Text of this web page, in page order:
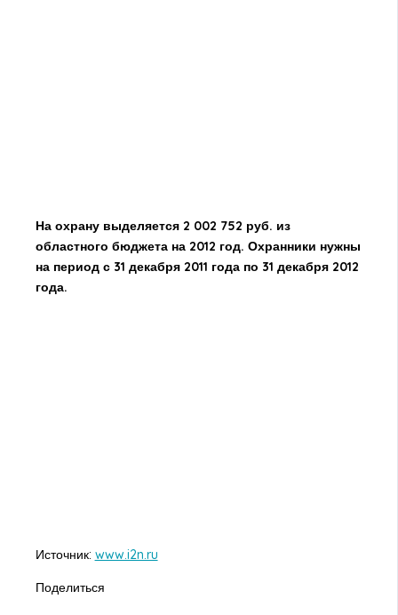
На охрану выделяется 2 002 752 руб. из
областного бюджета на 2012 год. Охранники нужны
на период с 31 декабря 2011 года по 31 декабря 2012
года.
Источник: www.i2n.ru
Поделиться